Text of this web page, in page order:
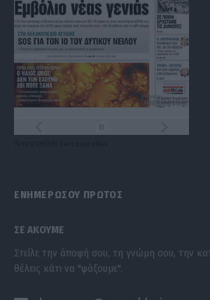
ΕΝΗΜΕΡΩΣΟΥ ΠΡΩΤΟΣ
ΣΕ ΑΚΟΥΜΕ
Στείλε την άποψή σου, τη γνώμη σου, την
θέλεις κάτι να "ψάξουμε".